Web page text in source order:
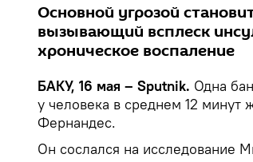
Основной угрозой
вызывающий всплеск
хроническое воспаление
БАКУ, 16 мая – Sputnik. Одна
у человека в среднем 12
Фернандес.
Он сослался на исследование